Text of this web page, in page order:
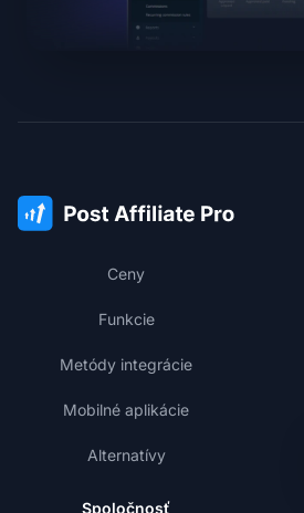
Ceny
Funkcie
Metódy integrácie
Mobilné aplikácie
Alternatívy
Spoločnosť